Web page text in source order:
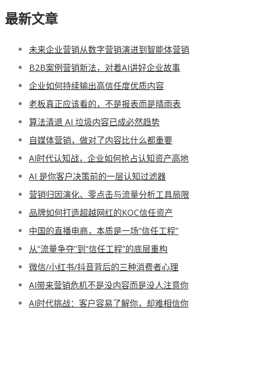
最新文章
未来企业营销从数字营销演进到智能体营销
B2B案例营销新法，对着AI讲好企业故事
企业如何持续输出高信任度优质内容
老板真正应该看的，不是报表而是晴雨表
算法清退 AI 垃圾内容已成必然趋势
自媒体营销，做对了内容比什么都重要
AI时代认知战，企业如何抢占认知资产高地
AI 是你客户决策前的一层认知过滤器
营销归因演化、零点击与流量分析工具局限
品牌如何打造超越网红的KOC信任资产
中国的直播电商，本质是一场“信任工程”
从“流量争夺”到“信任工程”的底层重构
微信/小红书/抖音背后的三种消费者心理
AI带来营销危机不是没内容而是没人注意你
AI时代挑战：客户容易了解你，却难相信你